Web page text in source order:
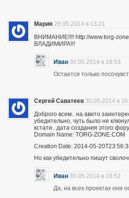
Мария 29.05.2014 в 13:21
ВНИМАНИЕ!!!! http://www.torg-
ВЛАДИМИРА!!!
Иван 30.05.2014 в 16:53
Остается только
Сергей Саватеев 30.05.2014 в
Доброго всем.. на авито
убедительно, чуть было не
кстати.. дата создания этого
Domain Name: TORG-ZONE.COM
Creation Date: 2014-05-
Но как убедительно пишут
Иван 30.05.2014 в 16:52
Да, на всех проектах они